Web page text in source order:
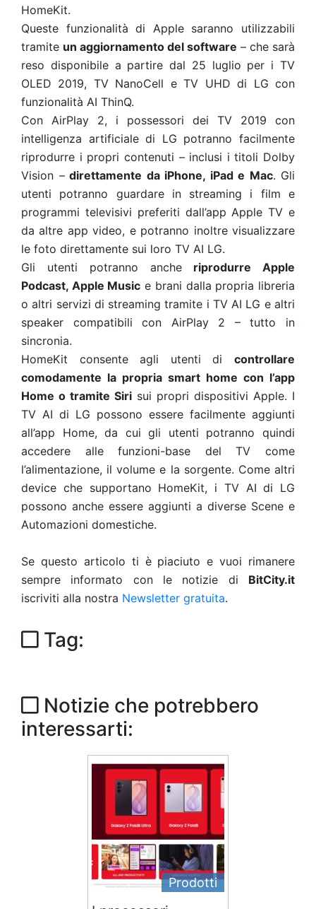
HomeKit.
Queste funzionalità di Apple saranno utilizzabili
tramite un aggiornamento del software – che sarà
reso disponibile a partire dal 25 luglio per i TV
OLED 2019, TV NanoCell e TV UHD di LG con
funzionalità AI ThinQ.
Con AirPlay 2, i possessori dei TV 2019 con
intelligenza artificiale di LG potranno facilmente
riprodurre i propri contenuti – inclusi i titoli Dolby
Vision –direttamente da iPhone, iPad e Mac. Gli
utenti potranno guardare in streaming i film e
programmi televisivi preferiti dall’app Apple TV e
da altre app video, e potranno inoltre visualizzare
le foto direttamente sui loro TV AI LG.
Gli utenti potranno anche riprodurre Apple
Podcast, Apple Music e brani dalla propria libreria
o altri servizi di streaming tramite i TV AI LG e altri
speaker compatibili con AirPlay 2 – tutto in
sincronia.
HomeKit consente agli utenti di controllare
comodamente la propria smart home con l’app
Home o tramite Siri sui propri dispositivi Apple. I
TV AI di LG possono essere facilmente aggiunti
all’app Home, da cui gli utenti potranno quindi
accedere alle funzioni-base del TV come
l’alimentazione, il volume e la sorgente. Come altri
device che supportano HomeKit, i TV AI di LG
possono anche essere aggiunti a diverse Scene e
Automazioni domestiche.
Se questo articolo ti è piaciuto e vuoi rimanere
sempre informato con le notizie di BitCity.it
iscriviti alla nostra Newsletter gratuita.
Tag:
Notizie che potrebbero
interessarti:
Prodotti